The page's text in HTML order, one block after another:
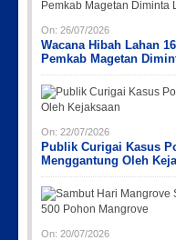
On: 26/07/2026
Wacana Hibah Lahan
Pemkab Magetan
On: 22/07/2026
Publik Curigai Kasus
Menggantung Oleh
On: 20/07/2026